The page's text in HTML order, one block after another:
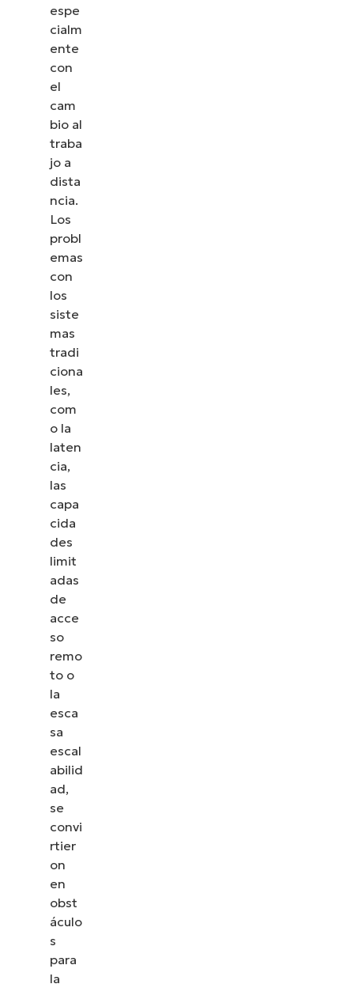
espe
cialm
ente
con
el
cam
bio al
traba
jo a
dista
ncia.
Los
probl
emas
con
los
siste
mas
tradi
ciona
les,
com
o la
laten
cia,
las
capa
cida
des
limit
adas
de
acce
so
remo
to o
la
esca
sa
escal
abilid
ad,
se
convi
rtier
on
en
obst
áculo
s
para
la